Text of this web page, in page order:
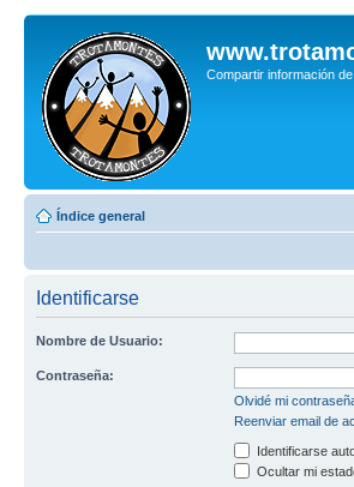
Compartir información
Índice general
Identificarse
Nombre de Usuario:
Contraseña:
Olvidé mi
Reenviar email de
Identificarse
Ocultar mi